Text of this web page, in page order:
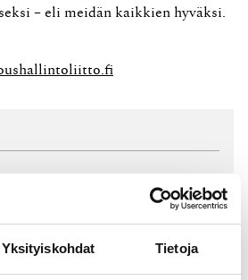
Yksityiskohdat Tietoja
– eli meidän kaikkien hyväksi.